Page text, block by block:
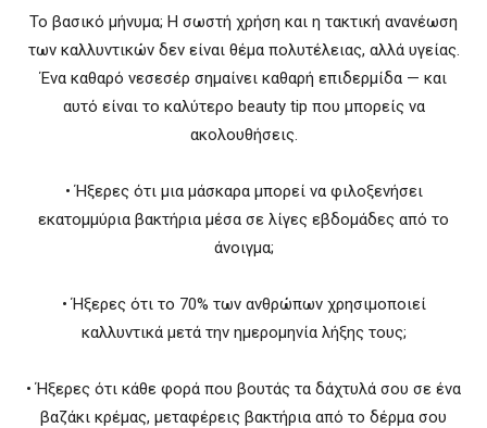
Το βασικό μήνυμα; Η σωστή χρήση και η τακτική ανανέωση
των καλλυντικών δεν είναι θέμα πολυτέλειας, αλλά υγείας.
Ένα καθαρό νεσεσέρ σημαίνει καθαρή επιδερμίδα — και
αυτό είναι το καλύτερο beauty tip που μπορείς να
ακολουθήσεις.
• Ήξερες ότι μια μάσκαρα μπορεί να φιλοξενήσει
εκατομμύρια βακτήρια μέσα σε λίγες εβδομάδες από το
άνοιγμα;
• Ήξερες ότι το 70% των ανθρώπων χρησιμοποιεί
καλλυντικά μετά την ημερομηνία λήξης τους;
• Ήξερες ότι κάθε φορά που βουτάς τα δάχτυλά σου σε ένα
βαζάκι κρέμας, μεταφέρεις βακτήρια από το δέρμα σου